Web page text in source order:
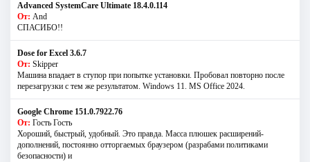
Advanced SystemCare Ultimate 18.4.0.114
От: And
СПАСИБО!!
Dose for Excel 3.6.7
От: Skipper
Машина впадает в ступор при попытке установки. Пробовал повторно после
перезагрузки с тем же результатом. Windows 11. MS Offiсe 2024.
Google Chrome 151.0.7922.76
От: Гость Гость
Хороший, быстрый, удобный. Это правда. Масса плюшек расширений-
дополнений, постоянно отторгаемых браузером (разрабами политиками
безопасности) и